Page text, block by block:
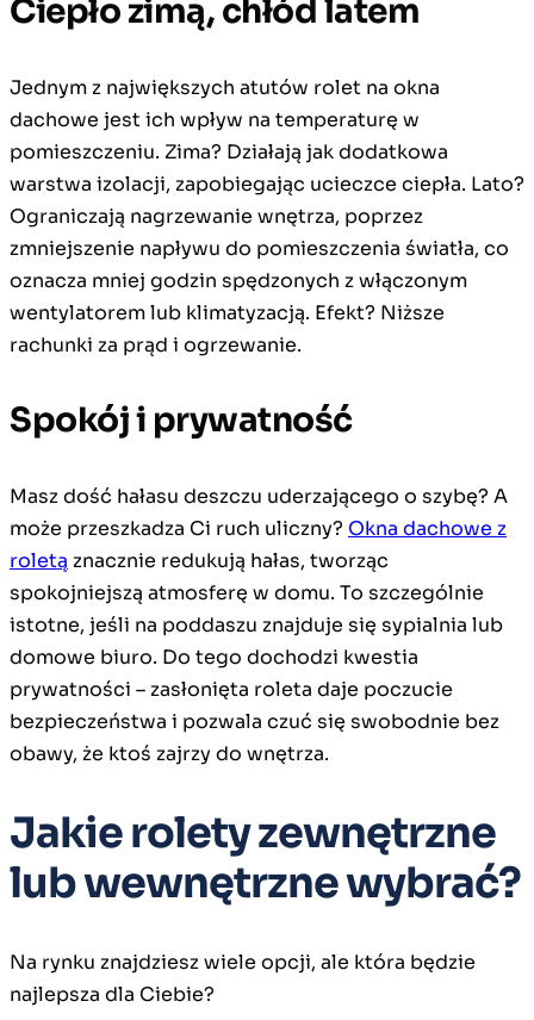
Ciepło zimą, chłód latem
Jednym z największych atutów rolet na okna
dachowe jest ich wpływ na temperaturę w
pomieszczeniu. Zima? Działają jak dodatkowa
warstwa izolacji, zapobiegając ucieczce ciepła. Lato?
Ograniczają nagrzewanie wnętrza, poprzez
zmniejszenie napływu do pomieszczenia światła, co
oznacza mniej godzin spędzonych z włączonym
wentylatorem lub klimatyzacją. Efekt? Niższe
rachunki za prąd i ogrzewanie.
Spokój i prywatność
Masz dość hałasu deszczu uderzającego o szybę? A
może przeszkadza Ci ruch uliczny? Okna dachowe z
roletą znacznie redukują hałas, tworząc
spokojniejszą atmosferę w domu. To szczególnie
istotne, jeśli na poddaszu znajduje się sypialnia lub
domowe biuro. Do tego dochodzi kwestia
prywatności – zasłonięta roleta daje poczucie
bezpieczeństwa i pozwala czuć się swobodnie bez
obawy, że ktoś zajrzy do wnętrza.
Jakie rolety zewnętrzne
lub wewnętrzne wybrać?
Na rynku znajdziesz wiele opcji, ale która będzie
najlepsza dla Ciebie?